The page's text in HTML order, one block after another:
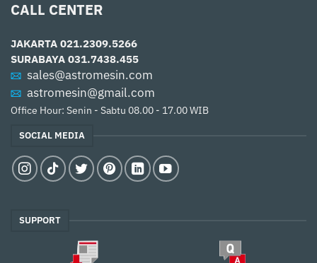
CALL CENTER
JAKARTA 021.2309.5266
SURABAYA 031.7438.455
sales@astromesin.com
astromesin@gmail.com
Office Hour: Senin - Sabtu 08.00 - 17.00 WIB
SOCIAL MEDIA
SUPPORT